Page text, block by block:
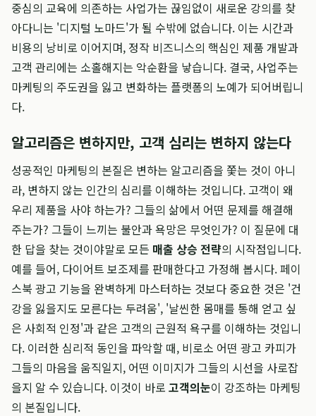
중심의 교육에 의존하는 사업가는 끊임없이 새로운 강의를 찾
아다니는 '디지털 노마드'가 될 수밖에 없습니다. 이는 시간과
비용의 낭비로 이어지며, 정작 비즈니스의 핵심인 제품 개발과
고객 관리에는 소홀해지는 악순환을 낳습니다. 결국, 사업주는
마케팅의 주도권을 잃고 변화하는 플랫폼의 노예가 되어버립니
다.
알고리즘은 변하지만, 고객 심리는 변하지 않는다
성공적인 마케팅의 본질은 변하는 알고리즘을 쫓는 것이 아니
라, 변하지 않는 인간의 심리를 이해하는 것입니다. 고객이 왜
우리 제품을 사야 하는가? 그들의 삶에서 어떤 문제를 해결해
주는가? 그들이 느끼는 불안과 욕망은 무엇인가? 이 질문에 대
한 답을 찾는 것이야말로 모든 매출 상승 전략의 시작점입니다.
예를 들어, 다이어트 보조제를 판매한다고 가정해 봅시다. 페이
스북 광고 기능을 완벽하게 마스터하는 것보다 중요한 것은 '건
강을 잃을지도 모른다는 두려움', '날씬한 몸매를 통해 얻고 싶
은 사회적 인정'과 같은 고객의 근원적 욕구를 이해하는 것입니
다. 이러한 심리적 동인을 파악할 때, 비로소 어떤 광고 카피가
그들의 마음을 움직일지, 어떤 이미지가 그들의 시선을 사로잡
을지 알 수 있습니다. 이것이 바로 고객의눈이 강조하는 마케팅
의 본질입니다.